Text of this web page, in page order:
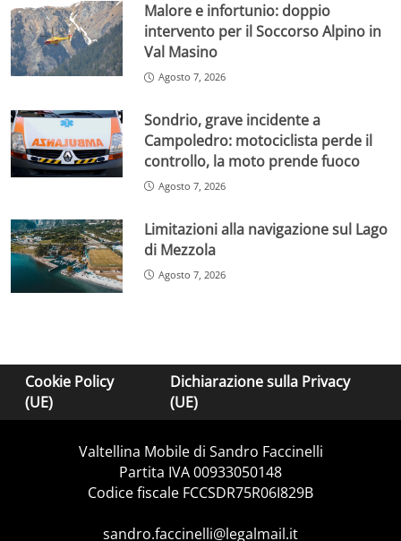
Malore e infortunio: doppio
intervento per il Soccorso Alpino in
Val Masino
Agosto 7, 2026
Sondrio, grave incidente a
Campoledro: motociclista perde il
controllo, la moto prende fuoco
Agosto 7, 2026
Limitazioni alla navigazione sul Lago
di Mezzola
Agosto 7, 2026
Cookie Policy
(UE)
Dichiarazione sulla Privacy
(UE)
Valtellina Mobile di Sandro Faccinelli
Partita IVA 00933050148
Codice fiscale FCCSDR75R06I829B
sandro.faccinelli@legalmail.it